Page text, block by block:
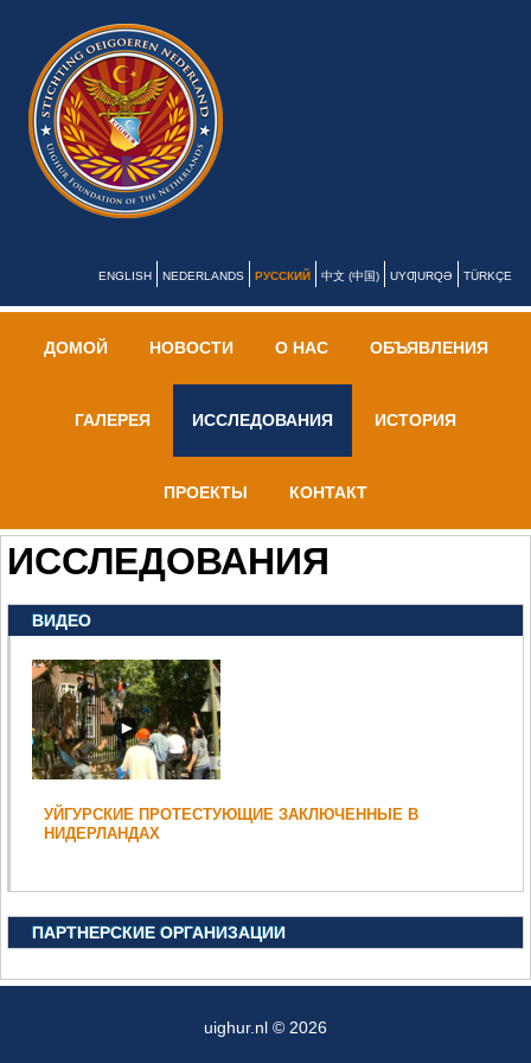
ENGLISH NEDERLANDS РУССКИЙ 中文 (中国) UYƢURQƏ TÜRKÇE
ДОМОЙ НОВОСТИ О НАС ОБЪЯВЛЕНИЯ
ГАЛЕРЕЯ ИССЛЕДОВАНИЯ ИСТОРИЯ
ПРОЕКТЫ КОНТАКТ
ИССЛЕДОВАНИЯ
ВИДЕО
УЙГУРСКИЕ ПРОТЕСТУЮЩИЕ ЗАКЛЮЧЕННЫЕ В
НИДЕРЛАНДАХ
ПАРТНЕРСКИЕ ОРГАНИЗАЦИИ
uighur.nl © 2026